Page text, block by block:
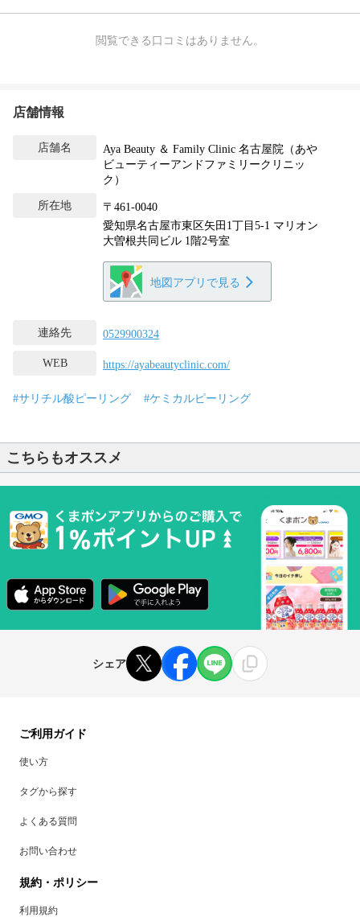
閲覧できる口コミはありません。
店舗情報
店舗名
Aya Beauty ＆ Family Clinic 名古屋院（あや
ビューティーアンドファミリークリニッ
ク）
所在地
〒461-0040
愛知県名古屋市東区矢田1丁目5-1 マリオン
大曽根共同ビル 1階2号室
地図アプリで見る
連絡先 0529900324
WEB https://ayabeautyclinic.com/
#サリチル酸ピーリング #ケミカルピーリング
こちらもオススメ
シェア
ご利用ガイド
使い方
タグから探す
よくある質問
お問い合わせ
規約・ポリシー
利用規約